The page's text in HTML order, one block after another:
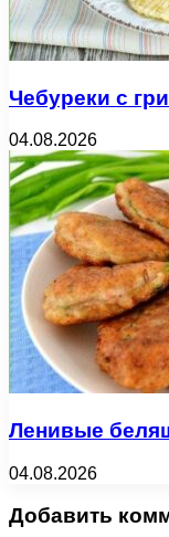
Чебуреки с
04.08.2026
Ленивые
04.08.2026
Добавить